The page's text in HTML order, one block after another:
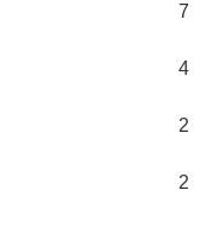
7
4
2
2